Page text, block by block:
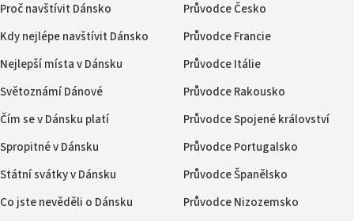
Proč navštívit Dánsko
Kdy nejlépe navštívit Dánsko
Nejlepší místa v Dánsku
Světoznámí Dánové
Čím se v Dánsku platí
Spropitné v Dánsku
Státní svátky v Dánsku
Co jste nevěděli o Dánsku
Průvodce Česko
Průvodce Francie
Průvodce Itálie
Průvodce Rakousko
Průvodce Spojené království
Průvodce Portugalsko
Průvodce Španělsko
Průvodce Nizozemsko